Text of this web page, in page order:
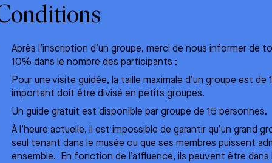
Après l’inscription d’un groupe, merci de nous informer de
10% dans le nombre des participants ;
Pour unevisite guidée, la taille maximale d’un groupe est
important doit être divisé en petits groupes.
Un guide gratuit est disponible par groupe de 15 personnes.
À l’heure actuelle, il est impossible de garantir qu’un grand
seul tenant dans le musée ou que ses membres puissent
ensemble. En fonction de l’affluence, ils peuvent être dans